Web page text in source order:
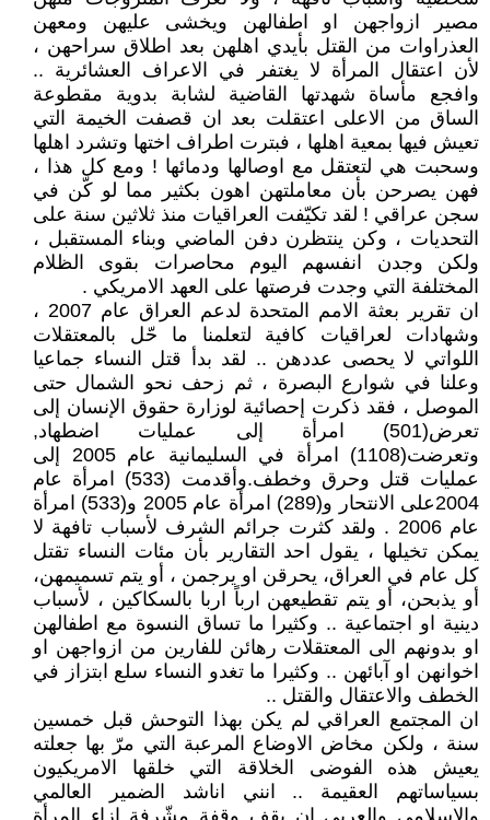
مصير ازواجهن او اطفالهن ويخشى عليهن ومعهن
العذراوات من القتل بأيدي اهلهن بعد اطلاق سراحهن ،
لأن اعتقال المرأة لا يغتفر في الاعراف العشائرية ..
وافجع مأساة شهدتها القاضية لشابة بدوية مقطوعة
الساق من الاعلى اعتقلت بعد ان قصفت الخيمة التي
تعيش فيها بمعية اهلها ، فبترت اطراف اختها وتشرد اهلها
وسحبت هي لتعتقل مع اوصالها ودمائها ! ومع كل هذا ،
فهن يصرحن بأن معاملتهن اهون بكثير مما لو كّن في
سجن عراقي ! لقد تكيّفت العراقيات منذ ثلاثين سنة على
التحديات ، وكن ينتظرن دفن الماضي وبناء المستقبل ،
ولكن وجدن انفسهم اليوم محاصرات بقوى الظلام
المختلفة التي وجدت فرصتها على العهد الامريكي .
ان تقرير بعثة الامم المتحدة لدعم العراق عام 2007 ،
وشهادات لعراقيات كافية لتعلمنا ما حّل بالمعتقلات
اللواتي لا يحصى عددهن .. لقد بدأ قتل النساء جماعيا
وعلنا في شوارع البصرة ، ثم زحف نحو الشمال حتى
الموصل ، فقد ذكرت إحصائية لوزارة حقوق الإنسان إلى
تعرض(501) امرأة إلى عمليات اضطهاد,
وتعرضت(1108) امرأة في السليمانية عام 2005 إلى
عمليات قتل وحرق وخطف.وأقدمت (533) امرأة عام
2004على الانتحار و(289) امرأة عام 2005 و(533) امرأة
عام 2006 . ولقد كثرت جرائم الشرف لأسباب تافهة لا
يمكن تخيلها ، يقول احد التقارير بأن مئات النساء تقتل
كل عام في العراق، يحرقن او يرجمن ، أو يتم تسميمهن،
أو يذبحن، أو يتم تقطيعهن ارباً اربا بالسكاكين ، لأسباب
دينية او اجتماعية .. وكثيرا ما تساق النسوة مع اطفالهن
او بدونهم الى المعتقلات رهائن للفارين من ازواجهن او
اخوانهن او آبائهن .. وكثيرا ما تغدو النساء سلع ابتزاز في
الخطف والاعتقال والقتل ..
ان المجتمع العراقي لم يكن بهذا التوحش قبل خمسين
سنة ، ولكن مخاض الاوضاع المرعبة التي مرّ بها جعلته
يعيش هذه الفوضى الخلاقة التي خلقها الامريكيون
بسياساتهم العقيمة .. انني اناشد الضمير العالمي